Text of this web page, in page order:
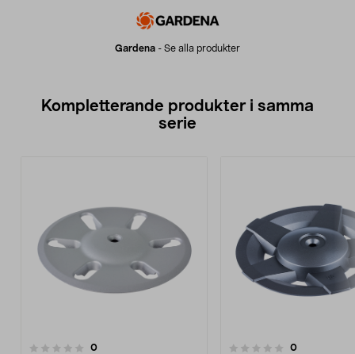
Gardena - Se alla produkter
Kompletterande produkter i samma
serie
0recensioner
0.0 av 5 stjärnor 0recensioner